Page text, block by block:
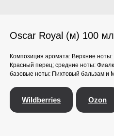
Oscar Royal (м) 100 мл
Композиция аромата: Верхние ноты:
Красный перец; средние ноты:
базовые ноты: Пихтовый бальзам и
Wildberries Ozon